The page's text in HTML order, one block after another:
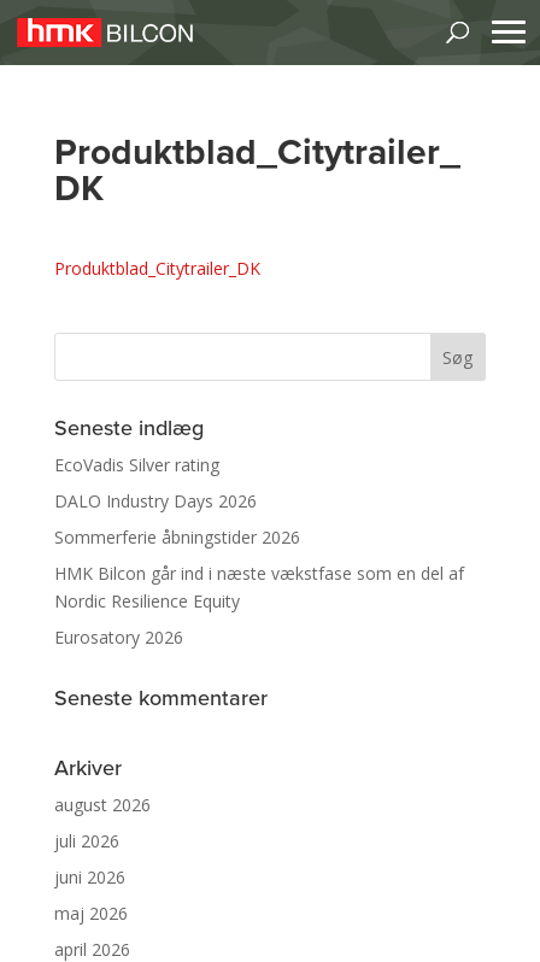
Produktblad_Citytrailer_
DK
Produktblad_Citytrailer_DK
Seneste indlæg
EcoVadis Silver rating
DALO Industry Days 2026
Sommerferie åbningstider 2026
HMK Bilcon går ind i næste vækstfase som en del af
Nordic Resilience Equity
Eurosatory 2026
Seneste kommentarer
Arkiver
august 2026
juli 2026
juni 2026
maj 2026
april 2026